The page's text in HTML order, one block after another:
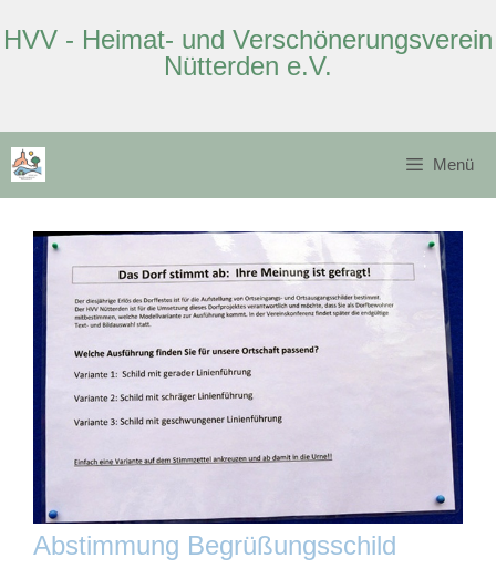
HVV - Heimat- und Verschönerungsverein
Nütterden e.V.
springen
Menü
Abstimmung Begrüßungsschild